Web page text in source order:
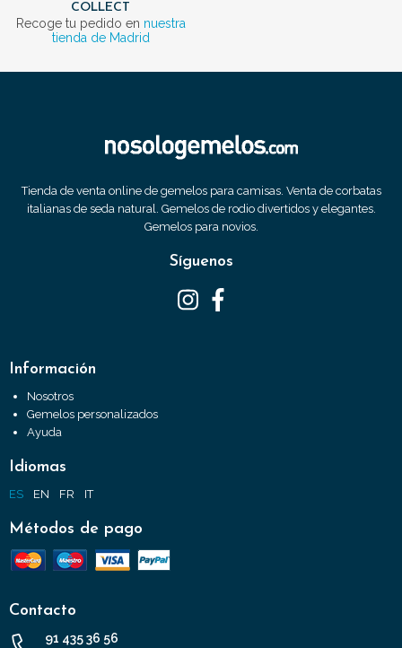
COLLECT
Recoge tu pedido en nuestra
tienda de Madrid
Tienda de venta online de gemelos para camisas. Venta de corbatas
italianas de seda natural. Gemelos de rodio divertidos y elegantes.
Gemelos para novios.
Síguenos
Información
Nosotros
Gemelos personalizados
Ayuda
Idiomas
ES EN FR IT
Métodos de pago
Contacto
91 435 36 56